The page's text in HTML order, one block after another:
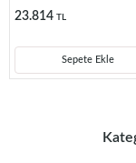
23.814 TL
Sepete Ekle